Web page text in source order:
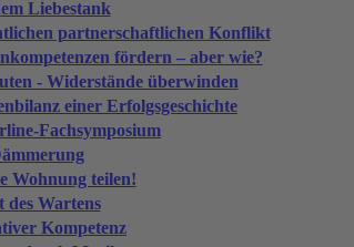
Liebestank
partnerschaftlichen Konflikt
fördern – aber wie?
- Widerstände überwinden
einer Erfolgsgeschichte
Fachsymposium
Wohnung teilen!
des Wartens
Kompetenz